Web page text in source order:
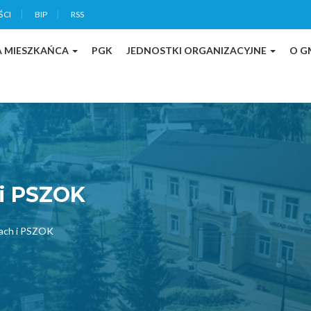
BIP RSS
MIESZKAŃCA PGK JEDNOSTKI ORGANIZACYJNE O
i PSZOK